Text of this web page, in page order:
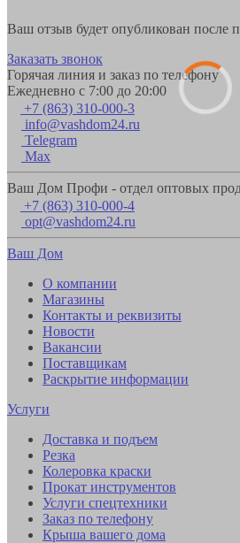
Ваш отзыв будет опубликован после
Заказать звонок
Горячая линия и заказ по телефону
Ежедневно с 7:00 до 20:00
+7 (863) 310-000-3
info@vashdom24.ru
Telegram
Max
Ваш Дом Профи - отдел оптовых
+7 (863) 310-000-4
opt@vashdom24.ru
Ваш Дом
О компании
Магазины
Контакты и реквизиты
Новости
Вакансии
Поставщикам
Раскрытие информации
Услуги
Доставка и подъем
Резка
Колеровка краски
Прокат инструментов
Услуги спецтехники
Заказ по телефону
Крыша вашего дома